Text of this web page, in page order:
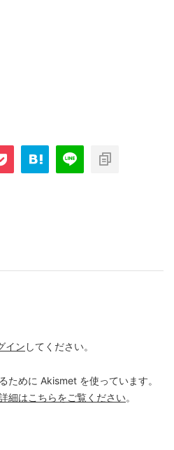
イン してください。
ために Akismet を使っています。
細はこちらをご覧ください。